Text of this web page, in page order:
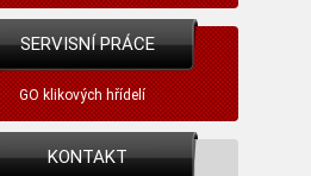
SERVISNÍ PRÁCE
GO klikových hřídelí
KONTAKT